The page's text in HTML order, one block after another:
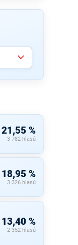
21,55 %
3 782 hlasů
18,95 %
3 326 hlasů
13,40 %
2 352 hlasů